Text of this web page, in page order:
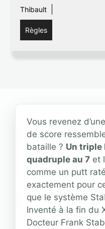
Thibault
Règles
Vous revenez
de score
bataille ? Un triple
quadruple au 7 et
comme un putt
exactement pour
que le système
Inventé à la fin du
Docteur Frank